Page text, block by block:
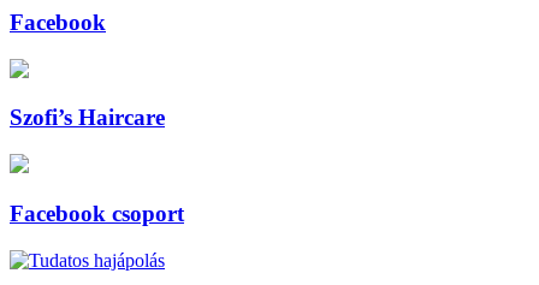
Facebook
Szofi’s Haircare
Facebook csoport